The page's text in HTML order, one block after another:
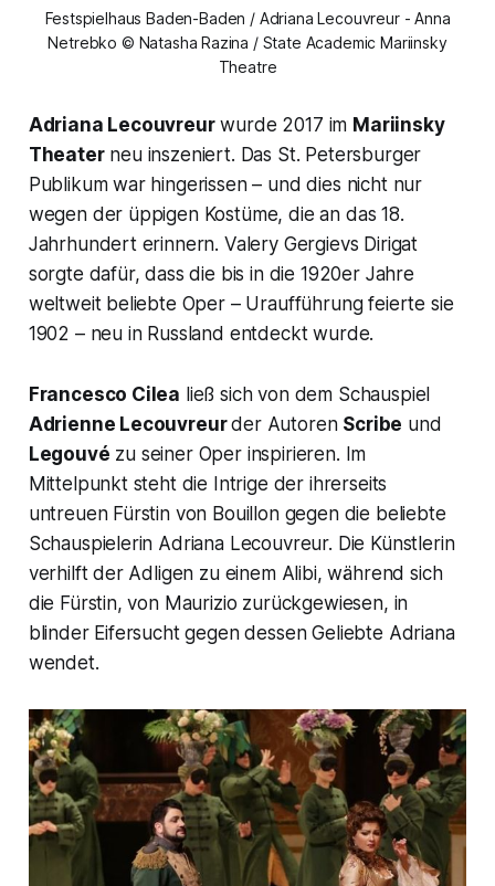
Festspielhaus Baden-Baden / Adriana Lecouvreur - Anna
Netrebko © Natasha Razina / State Academic Mariinsky
Theatre
Adriana Lecouvreurwurde 2017 im Mariinsky
Theaterneu inszeniert. Das St. Petersburger
Publikum war hingerissen – und dies nicht nur
wegen der üppigen Kostüme, die an das 18.
Jahrhundert erinnern. Valery Gergievs Dirigat
sorgte dafür, dass die bis in die 1920er Jahre
weltweit beliebte Oper – Uraufführung feierte sie
1902 – neu in Russland entdeckt wurde.
Francesco Cilea ließ sich von dem Schauspiel
Adrienne Lecouvreurder Autoren Scribe und
Legouvé zu seiner Oper inspirieren. Im
Mittelpunkt steht die Intrige der ihrerseits
untreuen Fürstin von Bouillon gegen die beliebte
Schauspielerin Adriana Lecouvreur. Die Künstlerin
verhilft der Adligen zu einem Alibi, während sich
die Fürstin, von Maurizio zurückgewiesen, in
blinder Eifersucht gegen dessen Geliebte Adriana
wendet.